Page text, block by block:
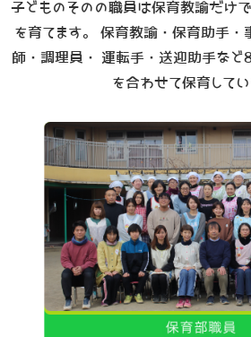
子どものそのの職員は保育教諭だけ
を育てます。 保育教諭・保育助手・
師・調理員・ 運転手・送迎助手など
を合わせて保育してい